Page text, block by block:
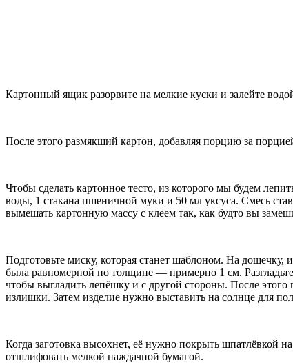
Картонный ящик разорвите на мелкие куски и залейте
После этого размякший картон, добавляя порцию за
Чтобы сделать картонное тесто, из которого мы будем
воды, 1 стакана пшеничной муки и 50 мл уксуса. Смесь
вымешать картонную массу с клеем так, как будто вы
Подготовьте миску, которая станет шаблоном. На
была равномерной по толщине — примерно 1 см.
чтобы выгладить лепёшку и с другой стороны. После
излишки. Затем изделие нужно выставить на солнце для
Когда заготовка высохнет, её нужно покрыть шпатлёвкой
отшлифовать мелкой наждачной бумагой.